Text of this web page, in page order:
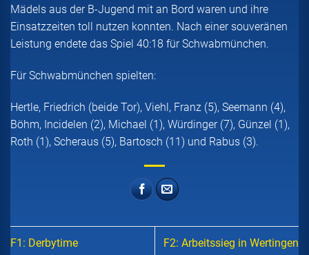
Mädels aus der B-Jugend mit an Bord waren und ihre
Einsatzzeiten toll nutzen konnten. Nach einer souveränen
Leistung endete das Spiel 40:18 für Schwabmünchen.
Für Schwabmünchen spielten:
Hertle, Friedrich (beide Tor), Viehl, Franz (5), Seemann (4),
Böhm, Incidelen (2), Michael (1), Würdinger (7), Günzel (1),
Roth (1), Scheraus (5), Bartosch (11) und Rabus (3).
F1: Derbytime F2: Arbeitssieg in Wertingen